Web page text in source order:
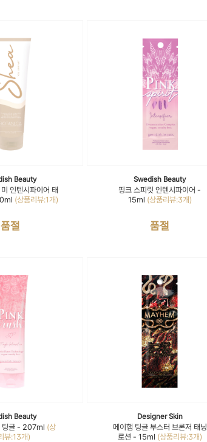
Beauty
인텐시파이어 태
(상품리뷰:1개)
품절
Swedish Beauty
핑크 스피릿 인텐시파이어 -
15ml (상품리뷰:3개)
품절
Beauty
팅글 - 207ml (상
뷰:13개)
Designer Skin
메이햄 팅글 부스터 브론저 태닝
로션 - 15ml (상품리뷰:3개)